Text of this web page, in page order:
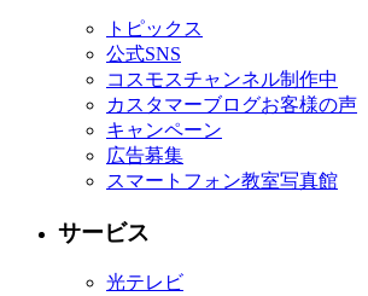
トピックス
公式SNS
コスモスチャンネル制作中
カスタマーブログお客様の声
キャンペーン
広告募集
スマートフォン教室写真館
サービス
光テレビ